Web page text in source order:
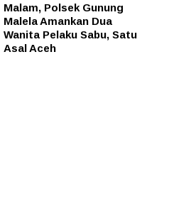
Malam, Polsek Gunung
Malela Amankan Dua
Wanita Pelaku Sabu, Satu
Asal Aceh